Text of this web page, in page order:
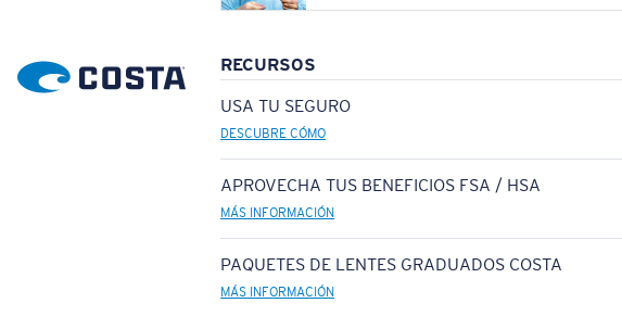
RECURSOS
USA TU SEGURO
DESCUBRE CÓMO
APROVECHA TUS BENEFICIOS FSA / HSA
MÁS INFORMACIÓN
PAQUETES DE LENTES GRADUADOS COSTA
MÁS INFORMACIÓN